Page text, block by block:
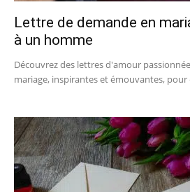
Lettre de demande en
à un homme
Découvrez des lettres d'amour
mariage, inspirantes et émouvantes,